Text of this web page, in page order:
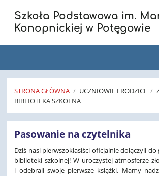
Szkoła Podstawowa im.
Konopnickiej w Potęgowie
STRONA GŁÓWNA / UCZNIOWIE I RODZICE /
BIBLIOTEKA SZKOLNA
Biblioteka
Szkolna
Pasowanie na czytelnika
Dziś nasi pierwszoklasiści oficjalnie dołączyli
biblioteki szkolnej! W uroczystej atmosferze
i odebrali swoje pierwsze książki. Mamy